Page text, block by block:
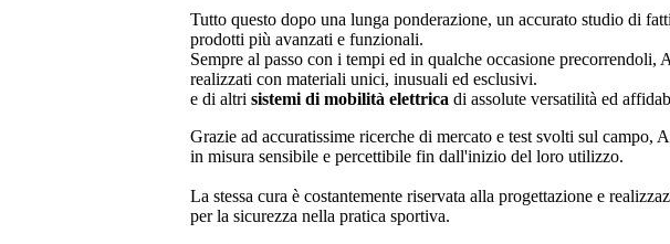
Tutto questo dopo una lunga ponderazione, un accurato studio di
prodotti più avanzati e funzionali.
Sempre al passo con i tempi ed in qualche occasione
realizzati con materiali unici, inusuali ed esclusivi.
e di altri sistemi di mobilità elettrica di assolute versatilità ed
Grazie ad accuratissime ricerche di mercato e test svolti sul campo,
in misura sensibile e percettibile fin dall'inizio del loro utilizzo.
La stessa cura è costantemente riservata alla progettazione e
per la sicurezza nella pratica sportiva.